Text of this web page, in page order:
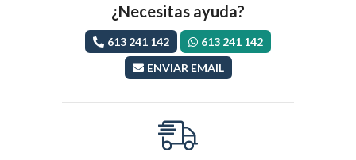
¿Necesitas ayuda?
613 241 142
613 241 142
ENVIAR EMAIL